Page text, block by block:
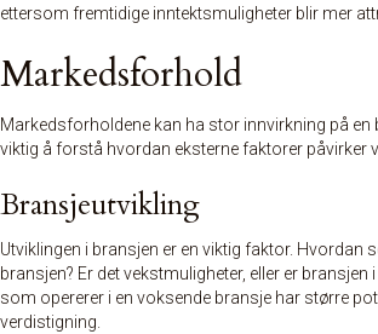
ettersom fremtidige inntektsmuligheter blir mer
Markedsforhold
Markedsforholdene kan ha stor innvirkning på en
viktig å forstå hvordan eksterne faktorer påvirker
Bransjeutvikling
Utviklingen i bransjen er en viktig faktor. Hvordan
bransjen? Er det vekstmuligheter, eller er bransjen
som opererer i en voksende bransje har større
verdistigning.